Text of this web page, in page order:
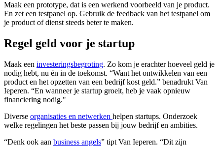
Maak een prototype, dat is een werkend voorbeeld van je product.
En zet een testpanel op. Gebruik de feedback van het testpanel om
je product of dienst steeds beter te maken.
Regel geld voor je startup
Maak een investeringsbegroting. Zo kom je erachter hoeveel geld je
nodig hebt, nu én in de toekomst. “Want het ontwikkelen van een
product en het opzetten van een bedrijf kost geld.” benadrukt Van
Ieperen. “En wanneer je startup groeit, heb je vaak opnieuw
financiering nodig."
Diverse organisaties en netwerken helpen startups. Onderzoek
welke regelingen het beste passen bij jouw bedrijf en ambities.
“Denk ook aan business angels” tipt Van Ieperen. “Dit zijn